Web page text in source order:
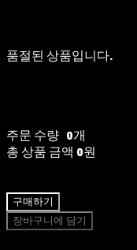
품절된 상품입니다.
주문 수량 0개
총 상품 금액 0원
구매하기
장바구니에 담기